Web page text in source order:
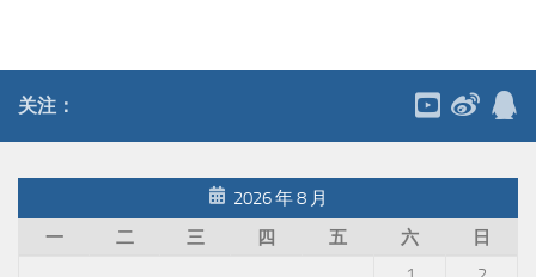
关注：
2026 年 8 月
一
二 三 四 五 六
日